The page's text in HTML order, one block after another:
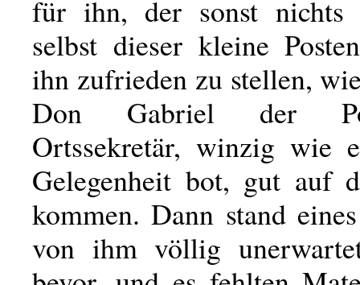
für ihn, der sonst nichts
selbst dieser kleine
ihn zufrieden zu stellen,
Don Gabriel der
Ortssekretär, winzig wie
Gelegenheit bot, gut auf
kommen. Dann stand
von ihm völlig